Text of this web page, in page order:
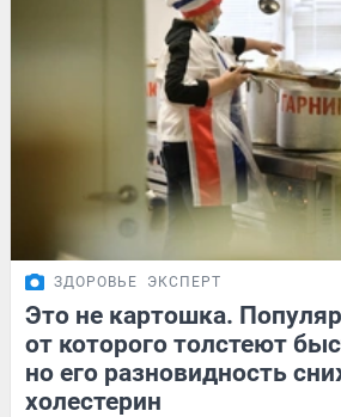
ЗДОРОВЬЕ ЭКСПЕРТ
Это не картошка.
от которого толстеют
но его разновидность
холестерин